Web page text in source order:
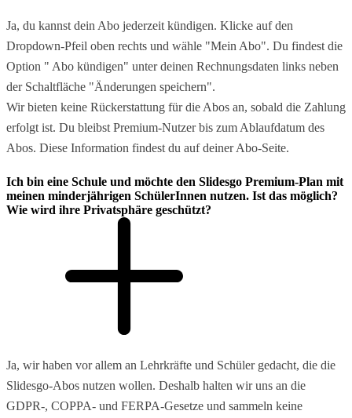
Ja, du kannst dein Abo jederzeit kündigen. Klicke auf den
Dropdown-Pfeil oben rechts und wähle "Mein Abo". Du findest die
Option " Abo kündigen" unter deinen Rechnungsdaten links neben
der Schaltfläche "Änderungen speichern".
Wir bieten keine Rückerstattung für die Abos an, sobald die Zahlung
erfolgt ist. Du bleibst Premium-Nutzer bis zum Ablaufdatum des
Abos. Diese Information findest du auf deiner Abo-Seite.
Ich bin eine Schule und möchte den Slidesgo Premium-Plan mit
meinen minderjährigen SchülerInnen nutzen. Ist das möglich?
Wie wird ihre Privatsphäre geschützt?
Ja, wir haben vor allem an Lehrkräfte und Schüler gedacht, die die
Slidesgo-Abos nutzen wollen. Deshalb halten wir uns an die
GDPR-, COPPA- und FERPA-Gesetze und sammeln keine